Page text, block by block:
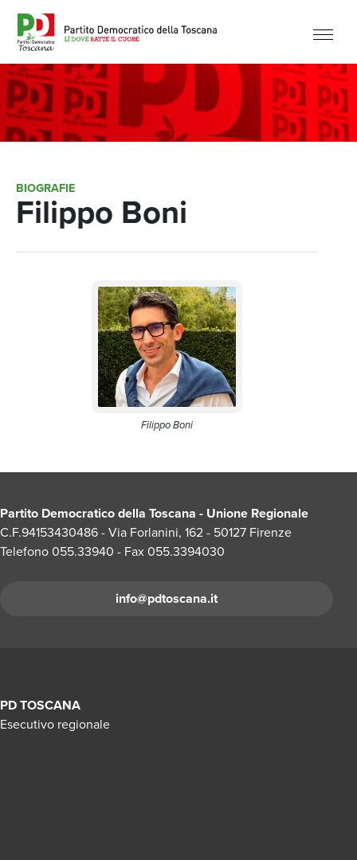
BIOGRAFIE
Filippo Boni
Filippo Boni
Partito Democratico della Toscana - Unione Regionale
C.F.94153430486 - Via Forlanini, 162 - 50127 Firenze
Telefono 055.33940 - Fax 055.3394030
info@pdtoscana.it
PD TOSCANA
Esecutivo regionale